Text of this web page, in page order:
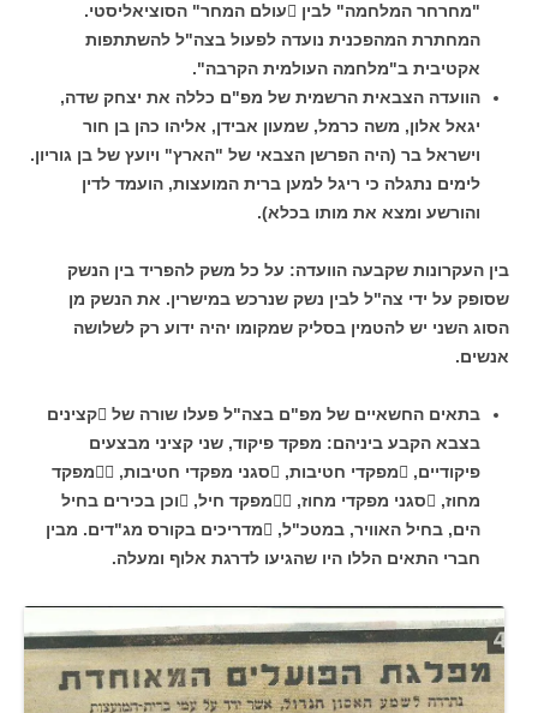
"מחרחר המלחמה" לבין עולם המחר" הסוציאליסטי.
המחתרת המהפכנית נועדה לפעול בצה"ל להשתתפות
אקטיבית ב"מלחמה העולמית הקרבה".
הוועדה הצבאית הרשמית של מפ"ם כללה את יצחק שדה,
יגאל אלון, משה כרמל, שמעון אבידן, אליהו כהן בן חור
וישראל בר (היה הפרשן הצבאי של "הארץ" ויועץ של בן גוריון.
לימים נתגלה כי ריגל למען ברית המועצות, הועמד לדין
והורשע ומצא את מותו בכלא).
בין העקרונות שקבעה הוועדה: על כל משק להפריד בין הנשק
שסופק על ידי צה"ל לבין נשק שנרכש במישרין. את הנשק מן
הסוג השני יש להטמין בסליק שמקומו יהיה ידוע רק לשלושה
אנשים.
בתאים החשאיים של מפ"ם בצה"ל פעלו שורה של קצינים
בצבא הקבע ביניהם: מפקד פיקוד, שני קציני מבצעים
פיקודיים, מפקדי חטיבות, סגני מפקדי חטיבות, מפקד
מחוז, סגני מפקדי מחוז, מפקד חיל, וכן בכירים בחיל
הים, בחיל האוויר, במטכ"ל, מדריכים בקורס מג"דים. מבין
חברי התאים הללו היו שהגיעו לדרגת אלוף ומעלה.